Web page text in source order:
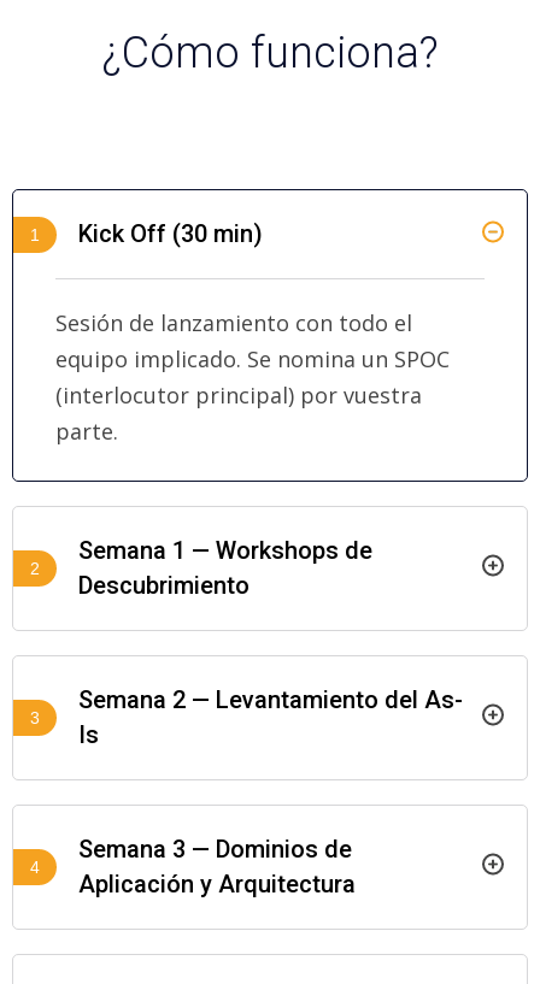
¿Cómo funciona?
1 Kick Off (30 min)
Sesión de lanzamiento con todo el
equipo implicado. Se nomina un SPOC
(interlocutor principal) por vuestra
parte.
2
Semana 1 — Workshops de
Descubrimiento
3
Semana 2 — Levantamiento del As-
Is
4
Semana 3 — Dominios de
Aplicación y Arquitectura